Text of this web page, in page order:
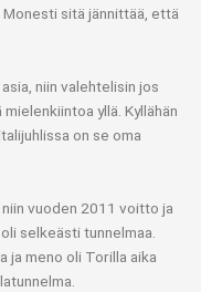
sitä jännittää, että
niin valehtelisin jos
yllä. Kyllähän
on se oma
vuoden 2011 voitto ja
selkeästi tunnelmaa.
ja meno oli Torilla aika